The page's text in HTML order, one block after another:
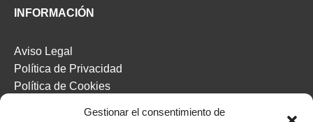
Gestionar el consentimiento de
INFORMACIÓN
Aviso Legal
Política de Privacidad
Política de Cookies